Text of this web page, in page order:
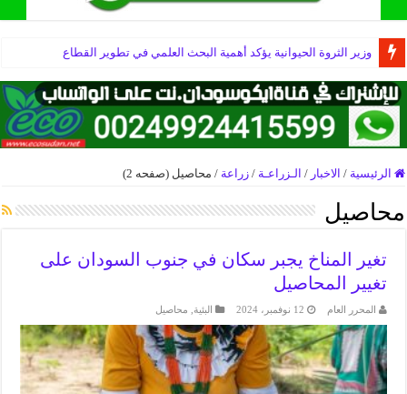
وزير الثروة الحيوانية يؤكد أهمية البحث العلمي في تطوير القطاع
إعلان انطلاق الوثبة الثانية لمشروع التعافي والتواصل المجتمعي بحي الديوم
الرئيسية / الاخبار / الـزراعـة / زراعة / محاصيل (صفحه 2)
محاصيل
تغير المناخ يجبر سكان في جنوب السودان على
تغيير المحاصيل
المحرر العام 12 نوفمبر، 2024 البئية محاصيل